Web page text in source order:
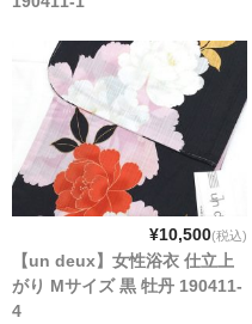
¥10,500(税込)
【un deux】女性浴衣 仕立上
がり Mサイズ 黒 牡丹 190411-
4